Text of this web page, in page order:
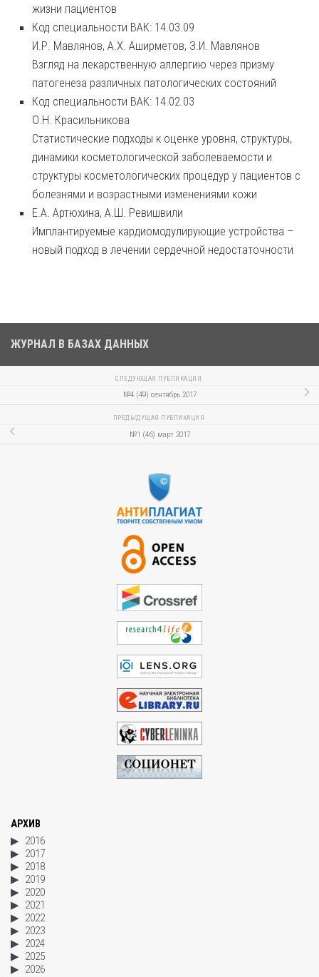
жизни пациентов
Код специальности ВАК: 14.03.09
И.Р. Мавлянов, А.Х. Аширметов, З.И. Мавлянов
Взгляд на лекарственную аллергию через призму
патогенеза различных патологических состояний
Код специальности ВАК: 14.02.03
О.Н. Красильникова
Статистические подходы к оценке уровня, структуры,
динамики косметологической заболеваемости и
структуры косметологических процедур у пациентов с
болезнями и возрастными изменениями кожи
Е.А. Артюхина, А.Ш. Ревишвили
Имплантируемые кардиомодулирующие устройства –
новый подход в лечении сердечной недостаточности
ЖУРНАЛ В БАЗАХ ДАННЫХ
СЛЕДУЮЩАЯ ПУБЛИКАЦИЯ
№4 (49) сентябрь 2017
ПРЕДЫДУЩАЯ ПУБЛИКАЦИЯ
№1 (46) март 2017
АРХИВ
2016
2017
2018
2019
2020
2021
2022
2023
2024
2025
2026